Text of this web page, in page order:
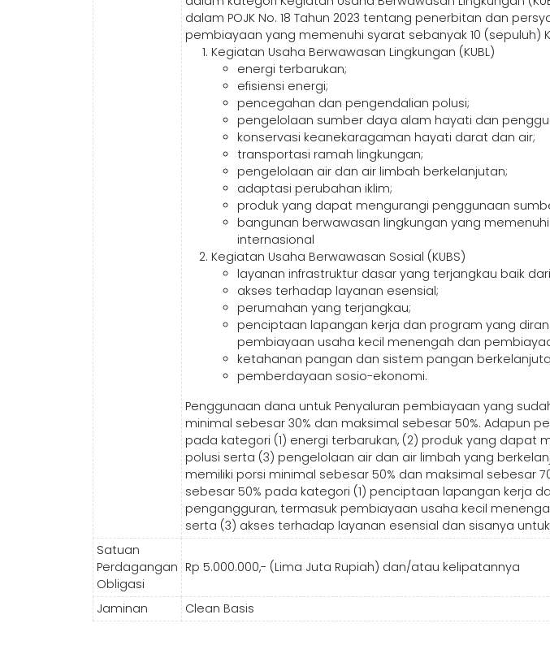
dalam POJK No. 18 Tahun 2023 tentang penerbitan dan
pembiayaan yang memenuhi syarat sebanyak 10 (sepuluh)
Kegiatan Usaha Berwawasan Lingkungan (KUBL)
energi terbarukan;
efisiensi energi;
pencegahan dan pengendalian polusi;
pengelolaan sumber daya alam hayati dan
konservasi keanekaragaman hayati darat dan air;
transportasi ramah lingkungan;
pengelolaan air dan air limbah berkelanjutan;
adaptasi perubahan iklim;
produk yang dapat mengurangi penggunaan
bangunan berwawasan lingkungan yang
internasional
Kegiatan Usaha Berwawasan Sosial (KUBS)
layanan infrastruktur dasar yang terjangkau baik
akses terhadap layanan esensial;
perumahan yang terjangkau;
penciptaan lapangan kerja dan program yang
pembiayaan usaha kecil menengah dan
ketahanan pangan dan sistem pangan
pemberdayaan sosio-ekonomi.
Penggunaan dana untuk Penyaluran pembiayaan yang
minimal sebesar 30% dan maksimal sebesar 50%. Adapun
pada kategori (1) energi terbarukan, (2) produk yang
polusi serta (3) pengelolaan air dan air limbah yang
memiliki porsi minimal sebesar 50% dan maksimal sebesar
sebesar 50% pada kategori (1) penciptaan lapangan kerja
pengangguran, termasuk pembiayaan usaha kecil
serta (3) akses terhadap layanan esensial dan sisanya
Satuan
Perdagangan
Obligasi
Rp 5.000.000,- (Lima Juta Rupiah) dan/atau kelipatannya
Jaminan Clean Basis